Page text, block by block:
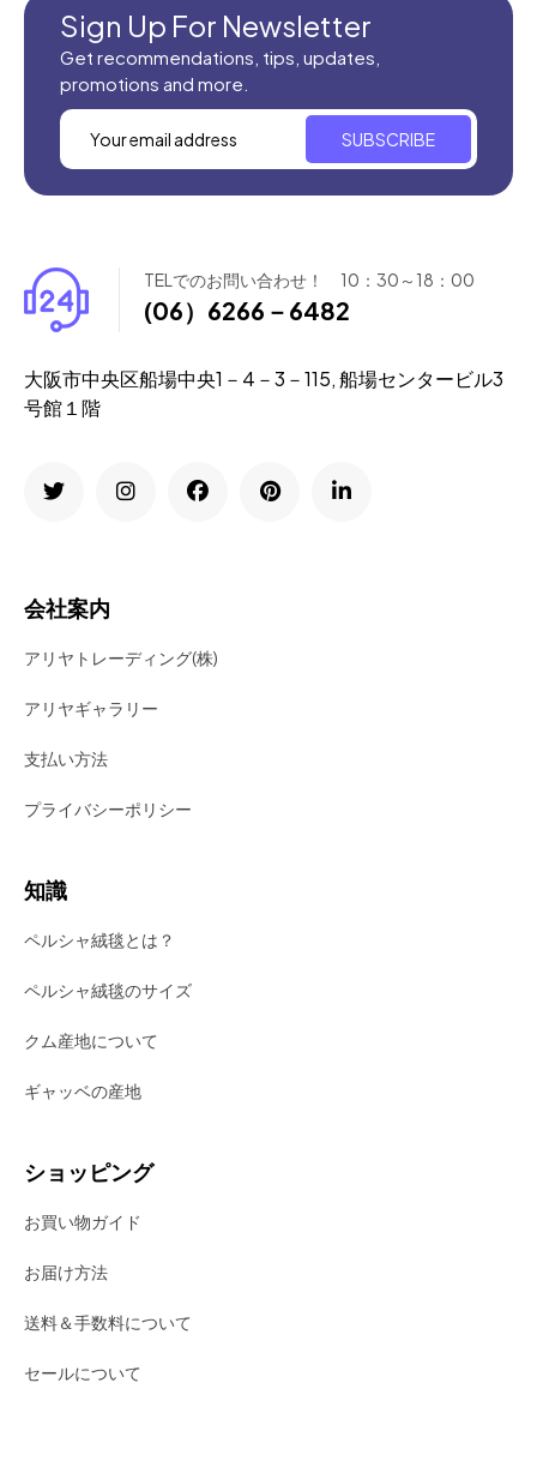
Sign Up For Newsletter
Get recommendations, tips, updates,
promotions and more.
SUBSCRIBE
TELでのお問い合わせ！ 10：30～18：00
(06）6266－6482
大阪市中央区船場中央1－4－3－115, 船場センタービル3
号館１階
会社案内
アリヤトレーディング(株)
アリヤギャラリー
支払い方法
プライバシーポリシー
知識
ペルシャ絨毯とは？
ペルシャ絨毯のサイズ
クム産地について
ギャッベの産地
ショッピング
お買い物ガイド
お届け方法
送料＆手数料について
セールについて